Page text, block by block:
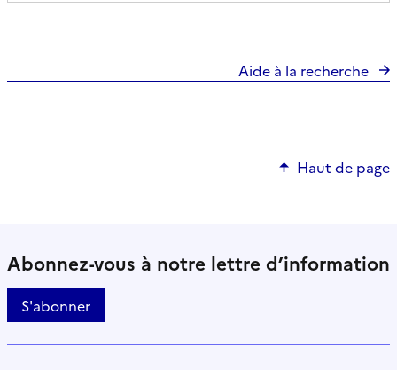
Aide à la recherche
Haut de page
Abonnez-vous à notre lettre d’information
S'abonner